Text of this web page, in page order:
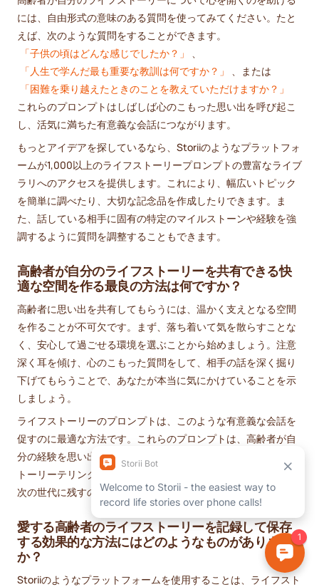
には、自由形式の意味のある質問を使ってみてください。たと
えば、次のような質問をすることができます。
「子供の頃はどんな感じでしたか？」
「人生で学んだ最も重要な教訓は何ですか？」
、または
「困難を乗り越えたときのことを教えていただけますか？」
これらのプロンプトはしばしば心のこもった思い出を呼び起こ
し、活気に満ちた有意義な会話につながります。
もっとアイデアを探しているなら、Storiiのようなプラットフォ
ームが1,000以上のライフストーリープロンプトの豊富なライブ
ラリへのアクセスを提供します。これにより、幅広いトピック
を簡単に調べたり、大切な記念品を作成したりできます。ま
た、話している相手に固有の特定のマイルストーンや経験を強
調するように質問を調整することもできます。
高齢者が自分のライフストーリーを共有できる快
適な空間を作る最良の方法は何ですか？
高齢者に思い出を共有してもらうには、温かく支えとなる空間
を作ることが不可欠です。まず、落ち着いて気を散らすことな
く、安心して過ごせる環境を選ぶことから始めましょう。注意
深く耳を傾け、心のこもった質問をして、相手の話を深く掘り
下げてもらうことで、あなたが本当に気にかけていることを示
しましょう。
ライフストーリーのプロンプトは、このような有意義な会話を
促すのに最適な方法です。これらのプロンプトは、高齢者が自
分の経験を思い出し、明確に伝えるのに役立ちます。これはス
トーリーテリングを促すだけでなく、これらの大切な思い出を
次の世代に残すのにも役立ちます。
愛する高齢者のライフストーリーを記録して保存
する効果的な方法にはどのようなものがあります
か？
Storiiのようなプラットフォームを使用することは、ライフスト